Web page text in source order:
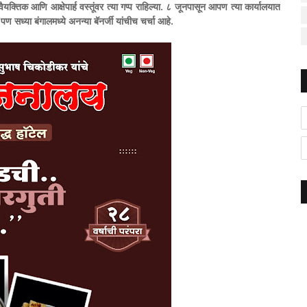
आणि आक्षेपार्ह वस्तूंवर त्या गप्प राहिल्या. ८ जूनपासून आपण त्या कार्यालयात
सध्या बंगालमध्ये अनन्या बॅनर्जी यांचीच चर्चा आहे.